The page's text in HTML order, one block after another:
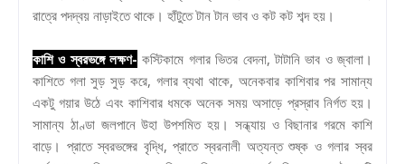
রাত্রে পদদ্বয় নাড়াইতে থাকে। হাঁটুতে টান টান ভাব ও কট কট শব্দ হয়।
কাশি ও স্বরভঙ্গে লক্ষণ- কস্টিকামে গলার ভিতর বেদনা, টাটানি ভাব ও জ্বালা।
কাশিতে গলা সুড় সুড় করে, গলার ব্যথা থাকে, অনেকবার কাশিবার পর সামান্য
একটু গয়ার উঠে এবং কাশিবার ধমকে অনেক সময় অসাড়ে প্রস্রাব নির্গত হয়।
সামান্য ঠাণ্ডা জলপানে উহা উপশমিত হয়। সন্ধ্যায় ও বিছানার গরমে কাশি
বাড়ে। প্রাতে স্বরভঙ্গের বৃদ্ধি, প্রাতে স্বরনালী অত্যন্ত শুষ্ক ও গলার স্বর